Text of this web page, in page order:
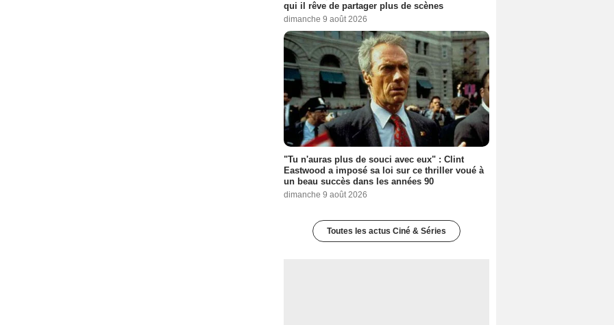
qui il rêve de partager plus de scènes
dimanche 9 août 2026
"Tu n'auras plus de souci avec eux" : Clint
Eastwood a imposé sa loi sur ce thriller voué à
un beau succès dans les années 90
dimanche 9 août 2026
Toutes les actus Ciné & Séries